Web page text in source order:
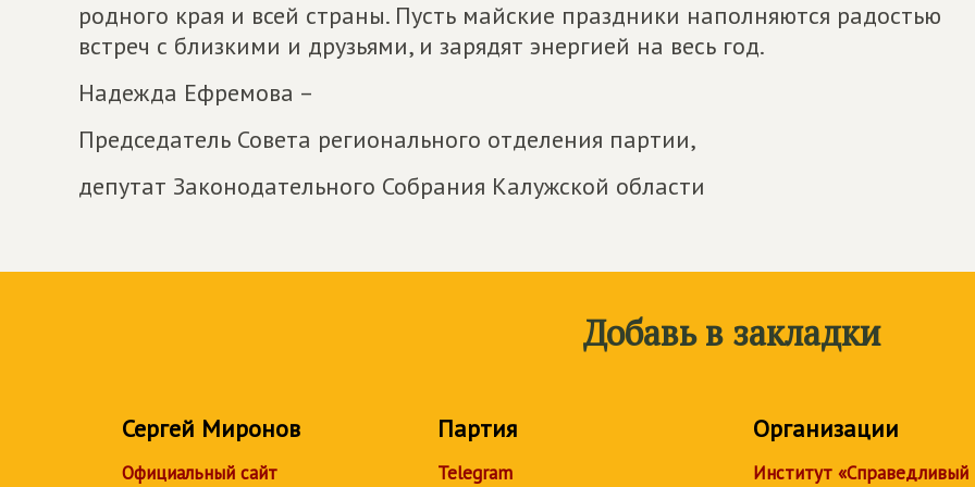
родного края и всей страны. Пусть майские праздники наполняются радостью
встреч с близкими и друзьями, и зарядят энергией на весь год.
Надежда Ефремова –
Председатель Совета регионального отделения партии,
депутат Законодательного Собрания Калужской области
Добавь в закладки
Сергей Миронов
Официальный сайт
Партия
Telegram
Организации
Институт «Справедливый